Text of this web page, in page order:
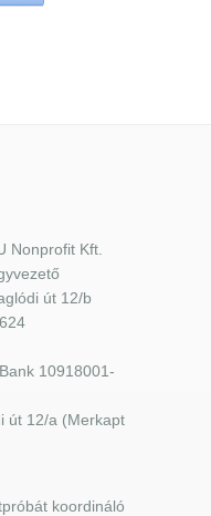
Nonprofit Kft.
út 12/b
10918001-
út 12/a (Merkapt
koordináló